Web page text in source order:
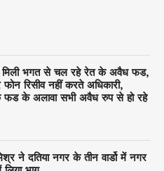
मिली भगत से चल रहे रेत के अवैध फड,
रिसीव नहीं करते अधिकारी,
फड के अलावा सभी अवैध रुप से हो रहे
ने दतिया नगर के तीन वार्डो में नगर